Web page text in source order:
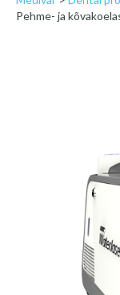
Pehme- ja